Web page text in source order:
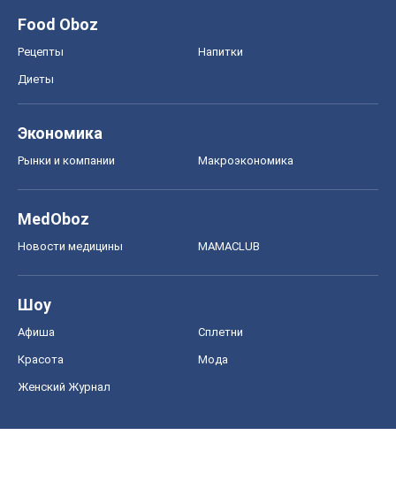
Food Oboz
Рецепты Напитки
Диеты
Экономика
Рынки и компании Mакроэкономика
MedOboz
Новости медицины MAMACLUB
Шоу
Афиша Сплетни
Красота Мода
Женский Журнал